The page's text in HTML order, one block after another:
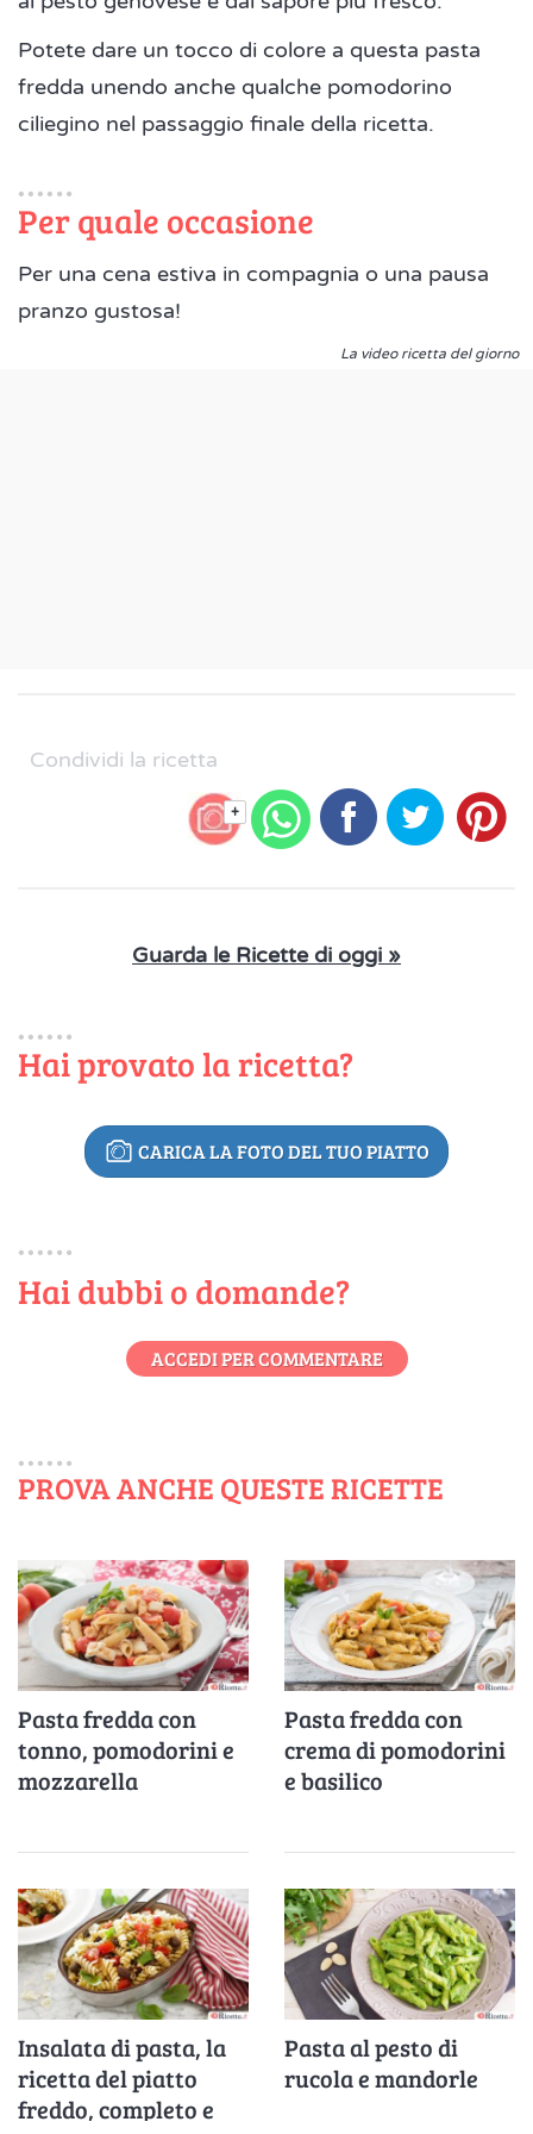
Potete dare un tocco di colore a questa pasta
fredda unendo anche qualche pomodorino
ciliegino nel passaggio finale della ricetta.
Per quale occasione
Per una cena estiva in compagnia o una pausa
pranzo gustosa!
La video ricetta del giorno
Condividi la ricetta
+
Guarda le Ricette di oggi »
Hai provato la ricetta?
CARICA LA FOTO DEL TUO PIATTO
Hai dubbi o domande?
ACCEDI PER COMMENTARE
PROVA ANCHE QUESTE RICETTE
Pasta fredda con
tonno, pomodorini e
mozzarella
Pasta fredda con
crema di pomodorini
e basilico
Insalata di pasta, la
ricetta del piatto
freddo, completo e
Pasta al pesto di
rucola e mandorle